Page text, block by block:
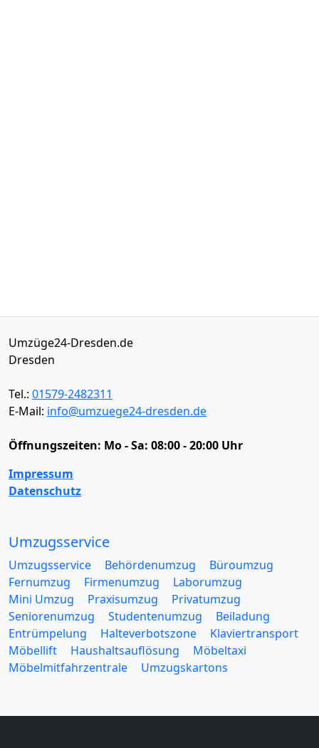
Umzüge24-Dresden.de
Dresden
Tel.: 01579-2482311
E-Mail: info@umzuege24-dresden.de
Öffnungszeiten: Mo - Sa: 08:00 - 20:00 Uhr
Impressum
Datenschutz
Umzugsservice
Umzugsservice Behördenumzug
Büroumzug
Fernumzug
Firmenumzug
Laborumzug
Mini Umzug
Praxisumzug
Privatumzug
Seniorenumzug
Studentenumzug
Beiladung
Entrümpelung
Halteverbotszone
Klaviertransport
Möbellift
Haushaltsauflösung
Möbeltaxi
Möbelmitfahrzentrale
Umzugskartons